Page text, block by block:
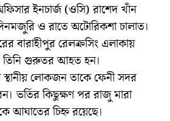
ইনচার্জ (ওসি) রাশেদ খাঁন
ও রাতে অটোরিকশা চালাত।
বারাহীপুর রেলক্রসিং এলাকায়
তিনি গুরুতর আহত হন।
লোকজন তাকে ফেনী সদর
ভর্তির কিছুক্ষণ পর রাজু মারা
আঘাতের চিহ্ন রয়েছে।